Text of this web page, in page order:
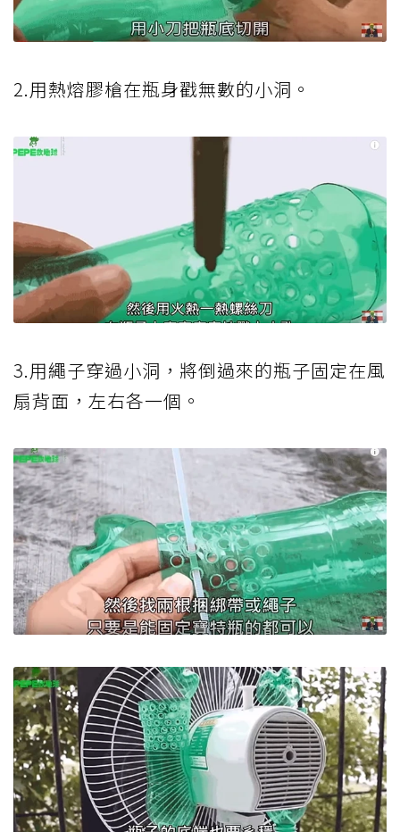
2.用熱熔膠槍在瓶身戳無數的小洞。
3.用繩子穿過小洞，將倒過來的瓶子固定在風
扇背面，左右各一個。